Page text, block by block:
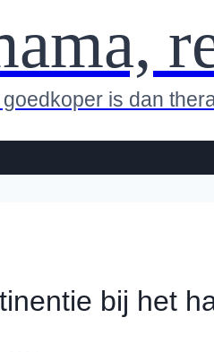
is dan
bij het